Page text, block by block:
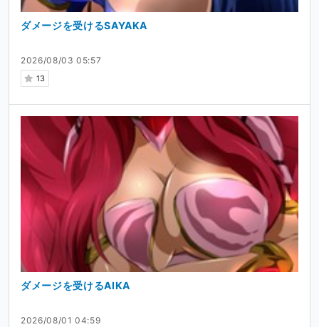
2026/08/03 05:57
13
ダメージを受けるSAYAKA
2026/08/01 04:59
ダメージを受けるAIKA